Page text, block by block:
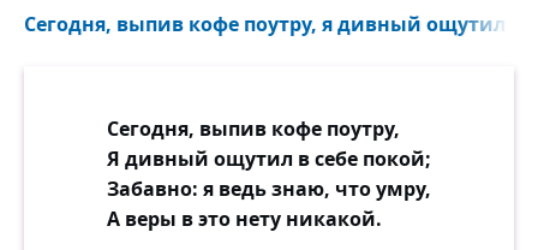
Сегодня, выпив кофе поутру, я дивный ощутил в
Сегодня, выпив кофе поутру,
Я дивный ощутил в себе покой;
Забавно: я ведь знаю, что умру,
А веры в это нету никакой.